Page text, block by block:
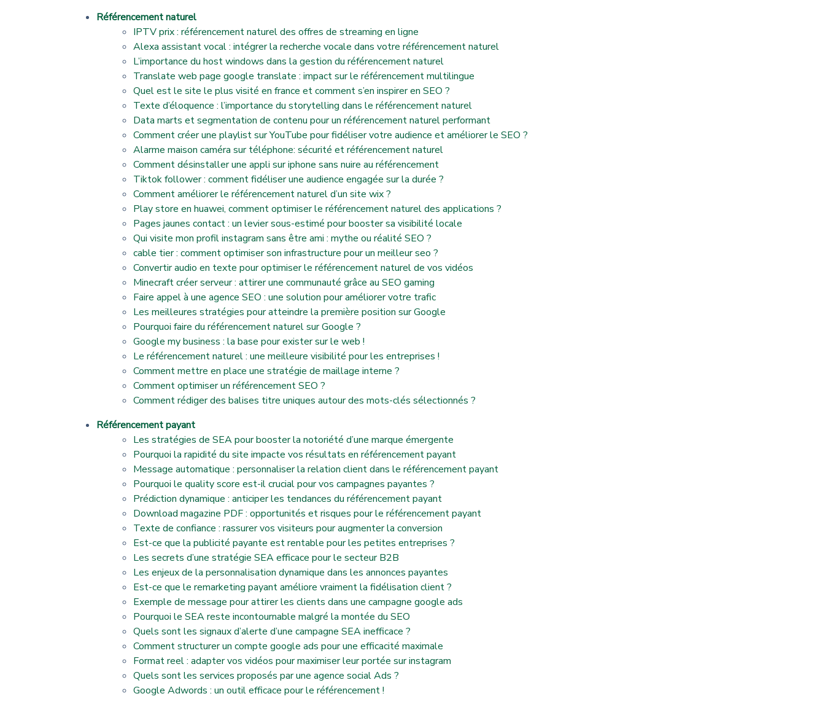
Référencement naturel
IPTV prix : référencement naturel des offres de streaming en ligne
Alexa assistant vocal : intégrer la recherche vocale dans votre référencement naturel
L’importance du host windows dans la gestion du référencement naturel
Translate web page google translate : impact sur le référencement multilingue
Quel est le site le plus visité en france et comment s’en inspirer en SEO ?
Texte d’éloquence : l’importance du storytelling dans le référencement naturel
Data marts et segmentation de contenu pour un référencement naturel performant
Comment créer une playlist sur YouTube pour fidéliser votre audience et améliorer le SEO ?
Alarme maison caméra sur téléphone: sécurité et référencement naturel
Comment désinstaller une appli sur iphone sans nuire au référencement
Tiktok follower : comment fidéliser une audience engagée sur la durée ?
Comment améliorer le référencement naturel d’un site wix ?
Play store en huawei, comment optimiser le référencement naturel des applications ?
Pages jaunes contact : un levier sous-estimé pour booster sa visibilité locale
Qui visite mon profil instagram sans être ami : mythe ou réalité SEO ?
cable tier : comment optimiser son infrastructure pour un meilleur seo ?
Convertir audio en texte pour optimiser le référencement naturel de vos vidéos
Minecraft créer serveur : attirer une communauté grâce au SEO gaming
Faire appel à une agence SEO : une solution pour améliorer votre trafic
Les meilleures stratégies pour atteindre la première position sur Google
Pourquoi faire du référencement naturel sur Google ?
Google my business : la base pour exister sur le web !
Le référencement naturel : une meilleure visibilité pour les entreprises !
Comment mettre en place une stratégie de maillage interne ?
Comment optimiser un référencement SEO ?
Comment rédiger des balises titre uniques autour des mots-clés sélectionnés ?
Référencement payant
Les stratégies de SEA pour booster la notoriété d’une marque émergente
Pourquoi la rapidité du site impacte vos résultats en référencement payant
Message automatique : personnaliser la relation client dans le référencement payant
Pourquoi le quality score est-il crucial pour vos campagnes payantes ?
Prédiction dynamique : anticiper les tendances du référencement payant
Download magazine PDF : opportunités et risques pour le référencement payant
Texte de confiance : rassurer vos visiteurs pour augmenter la conversion
Est-ce que la publicité payante est rentable pour les petites entreprises ?
Les secrets d’une stratégie SEA efficace pour le secteur B2B
Les enjeux de la personnalisation dynamique dans les annonces payantes
Est-ce que le remarketing payant améliore vraiment la fidélisation client ?
Exemple de message pour attirer les clients dans une campagne google ads
Pourquoi le SEA reste incontournable malgré la montée du SEO
Quels sont les signaux d’alerte d’une campagne SEA inefficace ?
Comment structurer un compte google ads pour une efficacité maximale
Format reel : adapter vos vidéos pour maximiser leur portée sur instagram
Quels sont les services proposés par une agence social Ads ?
Google Adwords : un outil efficace pour le référencement !